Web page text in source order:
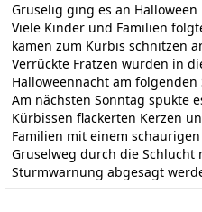
Gruselig ging es an Halloween
Viele Kinder und Familien
kamen zum Kürbis schnitzen
Verrückte Fratzen wurden in
Halloweennacht am
Am nächsten Sonntag spukte
Kürbissen flackerten Kerzen
Familien mit einem
Gruselweg durch die
Sturmwarnung abgesagt